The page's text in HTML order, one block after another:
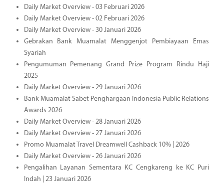
Daily Market Overview - 03 Februari 2026
Daily Market Overview - 02 Februari 2026
Daily Market Overview - 30 Januari 2026
Gebrakan Bank Muamalat Menggenjot Pembiayaan Emas
Syariah
Pengumuman Pemenang Grand Prize Program Rindu Haji
2025
Daily Market Overview - 29 Januari 2026
Bank Muamalat Sabet Penghargaan Indonesia Public Relations
Awards 2026
Daily Market Overview - 28 Januari 2026
Daily Market Overview - 27 Januari 2026
Promo Muamalat Travel Dreamwell Cashback 10% | 2026
Daily Market Overview - 26 Januari 2026
Pengalihan Layanan Sementara KC Cengkareng ke KC Puri
Indah | 23 Januari 2026